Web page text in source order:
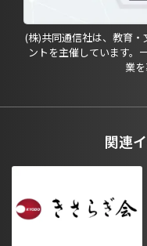
(株)共同通信社は、教育
ントを主催しています。
業
関連